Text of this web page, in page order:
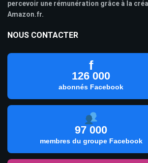
percevoir une rémunération grâce à la
Amazon.fr.
NOUS CONTACTER
f
126 000
abonnés Facebook
97 000
membres du groupe Facebook